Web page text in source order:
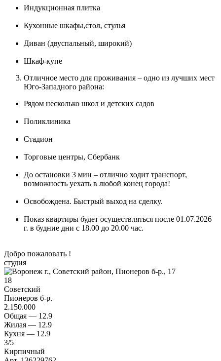
Индукционная плитка
Кухонные шкафы,стол, стулья
Диван (двуспальный, широкий)
Шкаф-купе
Отличное место для проживания – одно из лучших мест
Юго-Западного района:
Рядом несколько школ и детских садов
Поликлиника
Стадион
Торговые центры, Сбербанк
До остановки 3 мин – отлично ходит транспорт,
возможность уехать в любой конец города!
Освобождена. Быстрый выход на сделку.
Показ квартиры будет осуществляться после 01.07.2026
г. в будние дни с 18.00 до 20.00 час.
Добро пожаловать !
студия
18
Советский
Пионеров б-р.
2.150.000
Общая — 12.9
Жилая — 12.9
Кухня — 12.9
3/5
Кирпичный